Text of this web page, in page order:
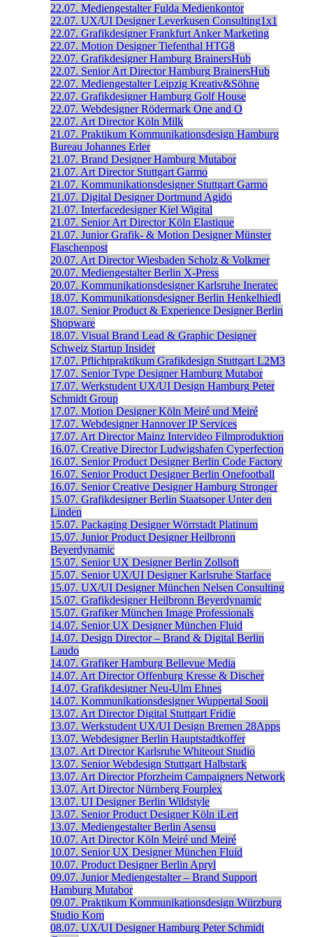
22.07. Mediengestalter Fulda Medienkontor
22.07. UX/UI Designer Leverkusen Consulting1x1
22.07. Grafikdesigner Frankfurt Anker Marketing
22.07. Motion Designer Tiefenthal HTG8
22.07. Grafikdesigner Hamburg BrainersHub
22.07. Senior Art Director Hamburg BrainersHub
22.07. Mediengestalter Leipzig Kreativ&Söhne
22.07. Grafikdesigner Hamburg Golf House
22.07. Webdesigner Rödermark One and O
22.07. Art Director Köln Milk
21.07. Praktikum Kommunikationsdesign Hamburg
Bureau Johannes Erler
21.07. Brand Designer Hamburg Mutabor
21.07. Art Director Stuttgart Garmo
21.07. Kommunikationsdesigner Stuttgart Garmo
21.07. Digital Designer Dortmund Agido
21.07. Interfacedesigner Kiel Wigital
21.07. Senior Art Director Köln Elastique
21.07. Junior Grafik- & Motion Designer Münster
Flaschenpost
20.07. Art Director Wiesbaden Scholz & Volkmer
20.07. Mediengestalter Berlin X-Press
20.07. Kommunikationsdesigner Karlsruhe Ineratec
18.07. Kommunikationsdesigner Berlin Henkelhiedl
18.07. Senior Product & Experience Designer Berlin
Shopware
18.07. Visual Brand Lead & Graphic Designer
Schweiz Startup Insider
17.07. Pflichtpraktikum Grafikdesign Stuttgart L2M3
17.07. Senior Type Designer Hamburg Mutabor
17.07. Werkstudent UX/UI Design Hamburg Peter
Schmidt Group
17.07. Motion Designer Köln Meiré und Meiré
17.07. Webdesigner Hannover IP Services
17.07. Art Director Mainz Intervideo Filmproduktion
16.07. Creative Director Ludwigshafen Cyperfection
16.07. Senior Product Designer Berlin Code Factory
16.07. Senior Product Designer Berlin Onefootball
16.07. Senior Creative Designer Hamburg Stronger
15.07. Grafikdesigner Berlin Staatsoper Unter den
Linden
15.07. Packaging Designer Wörrstadt Platinum
15.07. Junior Product Designer Heilbronn
Beyerdynamic
15.07. Senior UX Designer Berlin Zollsoft
15.07. Senior UX/UI Designer Karlsruhe Starface
15.07. UX/UI Designer München Nelsen Consulting
15.07. Grafikdesigner Heilbronn Beyerdynamic
15.07. Grafiker München Image Professionals
14.07. Senior UX Designer München Fluid
14.07. Design Director – Brand & Digital Berlin
Laudo
14.07. Grafiker Hamburg Bellevue Media
14.07. Art Director Offenburg Kresse & Discher
14.07. Grafikdesigner Neu-Ulm Ehnes
14.07. Kommunikationsdesigner Wuppertal Sooii
13.07. Art Director Digital Stuttgart Fridie
13.07. Werkstudent UX/UI Design Bremen 28Apps
13.07. Webdesigner Berlin Hauptstadtkoffer
13.07. Art Director Karlsruhe Whiteout Studio
13.07. Senior Webdesign Stuttgart Halbstark
13.07. Art Director Pforzheim Campaigners Network
13.07. Art Director Nürnberg Fourplex
13.07. UI Designer Berlin Wildstyle
13.07. Senior Product Designer Köln iLert
13.07. Mediengestalter Berlin Asensu
10.07. Art Director Köln Meiré und Meiré
10.07. Senior UX Designer München Fluid
10.07. Product Designer Berlin Apryl
09.07. Junior Mediengestalter – Brand Support
Hamburg Mutabor
09.07. Praktikum Kommunikationsdesign Würzburg
Studio Kom
08.07. UX/UI Designer Hamburg Peter Schmidt